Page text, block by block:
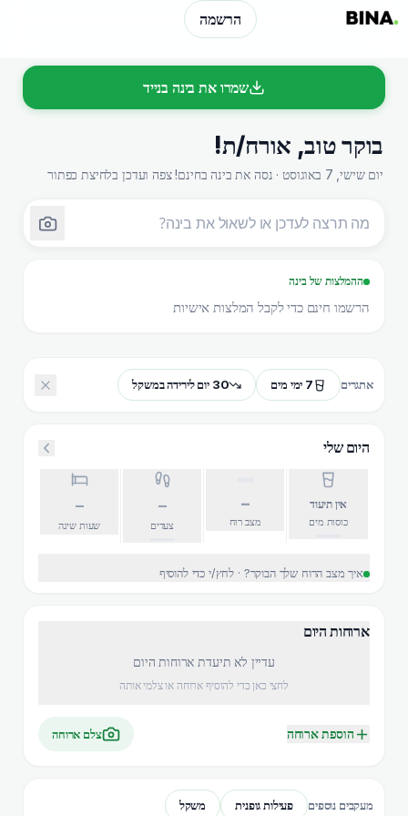
הרשמה
שמרו את בינה בנייד
בוקר טוב, אורח/ת!
יום שישי, 7 באוגוסט · נסה את בינה בחינם! צפה ועדכן בלחיצת כפתור
ההמלצות של בינה
הרשמו חינם כדי לקבל המלצות אישיות
אתגרים 7 ימי מים 30 יום לירידה במשקל
היום שלי
אין תיעוד
כוסות מים
–
מצב רוח
–
צעדים
–
שעות שינה
איך מצב הרוח שלך הבוקר? · לחץ/י כדי להוסיף
ארוחות היום
עדיין לא תיעדת ארוחות היום
לחצי כאן כדי להוסיף ארוחה או צלמי אותה
הוספת ארוחה צלם ארוחה
מעקבים נוספים פעילות גופנית משקל